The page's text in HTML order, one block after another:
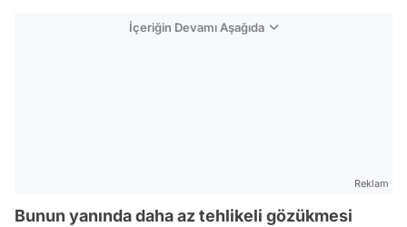
İçeriğin Devamı Aşağıda
Reklam
Bunun yanında daha az tehlikeli gözükmesi